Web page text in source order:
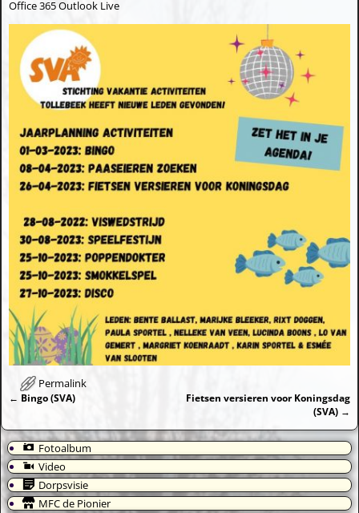
Office 365Outlook Live
Permalink
Bericht navigatie
← Bingo (SVA)
Fietsen versieren voor Koningsdag
(SVA) →
Fotoalbum
Video
Dorpsvisie
MFC de Pionier